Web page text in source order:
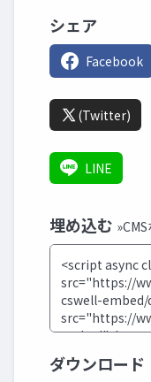
シェア
Facebook
(Twitter)
LINE
埋め込む
ダウンロード